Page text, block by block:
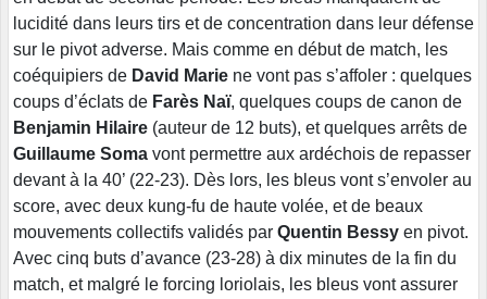
lucidité dans leurs tirs et de concentration dans leur défense
sur le pivot adverse. Mais comme en début de match, les
coéquipiers de David Marie ne vont pas s’affoler : quelques
coups d’éclats de Farès Naï, quelques coups de canon de
Benjamin Hilaire (auteur de 12 buts), et quelques arrêts de
Guillaume Soma vont permettre aux ardéchois de repasser
devant à la 40’ (22-23). Dès lors, les bleus vont s’envoler au
score, avec deux kung-fu de haute volée, et de beaux
mouvements collectifs validés par Quentin Bessy en pivot.
Avec cinq buts d’avance (23-28) à dix minutes de la fin du
match, et malgré le forcing loriolais, les bleus vont assurer